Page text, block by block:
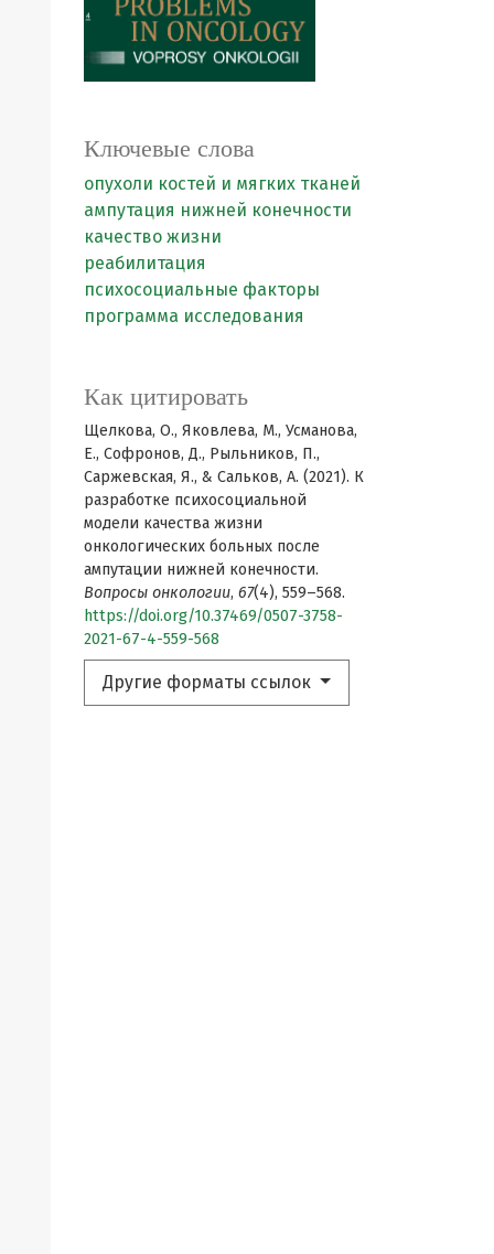
Ключевые слова
опухоли костей и мягких тканей
ампутация нижней конечности
качество жизни
реабилитация
психосоциальные факторы
программа исследования
Как цитировать
Щелкова, О., Яковлева, М., Усманова,
Е., Софронов, Д., Рыльников, П.,
Саржевская, Я., & Сальков, А. (2021). К
разработке психосоциальной
модели качества жизни
онкологических больных после
ампутации нижней конечности.
Вопросы онкологии, 67(4), 559–568.
https://doi.org/10.37469/0507-3758-
2021-67-4-559-568
Другие форматы ссылок